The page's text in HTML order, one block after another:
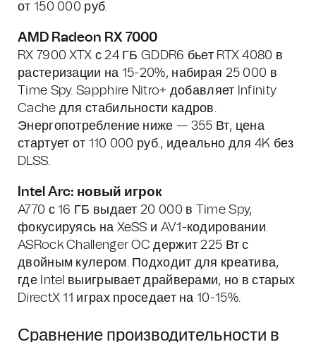
от 150 000 руб.
AMD Radeon RX 7000
RX 7900 XTX с 24 ГБ GDDR6 бьет RTX 4080 в
растеризации на 15-20%, набирая 25 000 в
Time Spy. Sapphire Nitro+ добавляет Infinity
Cache для стабильности кадров.
Энергопотребление ниже — 355 Вт, цена
стартует от 110 000 руб., идеально для 4K без
DLSS.
Intel Arc: новый игрок
A770 с 16 ГБ выдает 20 000 в Time Spy,
фокусируясь на XeSS и AV1-кодировании.
ASRock Challenger OC держит 225 Вт с
двойным кулером. Подходит для креатива,
где Intel выигрывает драйверами, но в старых
DirectX 11 играх проседает на 10-15%.
Сравнение производительности в